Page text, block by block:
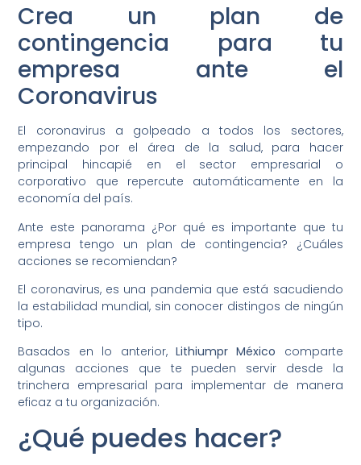
Crea un plan de
contingencia para tu
empresa ante el
Coronavirus
El coronavirus a golpeado a todos los sectores,
empezando por el área de la salud, para hacer
principal hincapié en el sector empresarial o
corporativo que repercute automáticamente en la
economía del país.
Ante este panorama ¿Por qué es importante que tu
empresa tengo un plan de contingencia? ¿Cuáles
acciones se recomiendan?
El coronavirus, es una pandemia que está sacudiendo
la estabilidad mundial, sin conocer distingos de ningún
tipo.
Basados en lo anterior, Lithiumpr México comparte
algunas acciones que te pueden servir desde la
trinchera empresarial para implementar de manera
eficaz a tu organización.
¿Qué puedes hacer?